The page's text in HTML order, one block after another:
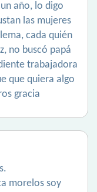
año, lo digo
las mujeres
cada quién
no buscó papá
trabajadora
que quiera algo
gracia
morelos soy